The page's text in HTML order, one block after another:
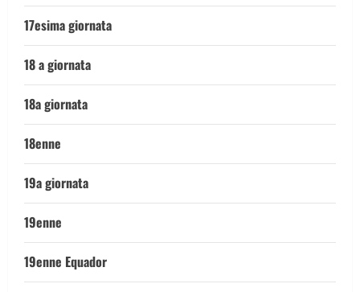
17esima giornata
18 a giornata
18a giornata
18enne
19a giornata
19enne
19enne Equador